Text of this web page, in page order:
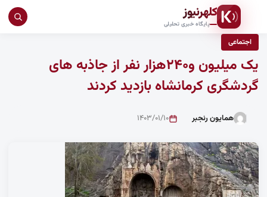
کلهرنیوز
پایگاه خبری تحلیلی
اجتماعی
یک میلیون و۲۴۰هزار نفر از جاذبه های
گردشگری کرمانشاه بازدید کردند
همایون رنجبر ۱۴۰۳/۰۱/۱۰